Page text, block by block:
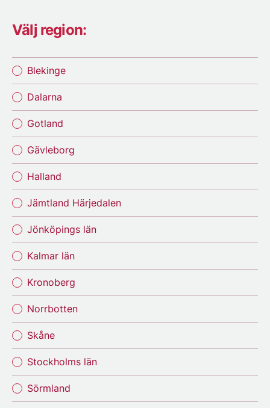
Välj region:
Blekinge
Dalarna
Gotland
Gävleborg
Halland
Jämtland Härjedalen
Jönköpings län
Kalmar län
Kronoberg
Norrbotten
Skåne
Stockholms län
Sörmland